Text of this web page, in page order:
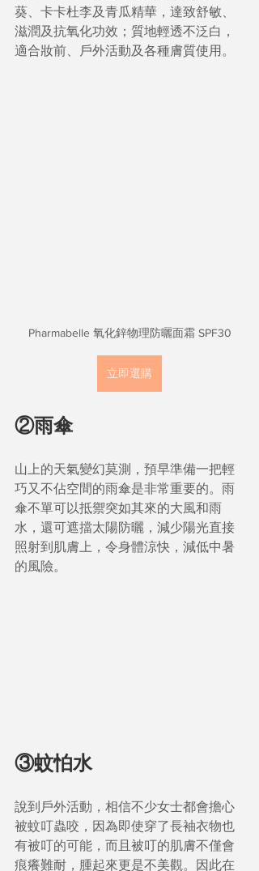
葵、卡卡杜李及青瓜精華，達致舒敏、
滋潤及抗氧化功效；質地輕透不泛白，
適合妝前、戶外活動及各種膚質使用。
Pharmabelle 氧化鋅物理防曬面霜 SPF30
立即選購
②雨傘
山上的天氣變幻莫測，預早準備一把輕
巧又不佔空間的雨傘是非常重要的。雨
傘不單可以抵禦突如其來的大風和雨
水，還可遮擋太陽防曬，減少陽光直接
照射到肌膚上，令身體涼快，減低中暑
的風險。
③蚊怕水
說到戶外活動，相信不少女士都會擔心
被蚊叮蟲咬，因為即使穿了長袖衣物也
有被叮的可能，而且被叮的肌膚不僅會
痕癢難耐，腫起來更是不美觀。因此在